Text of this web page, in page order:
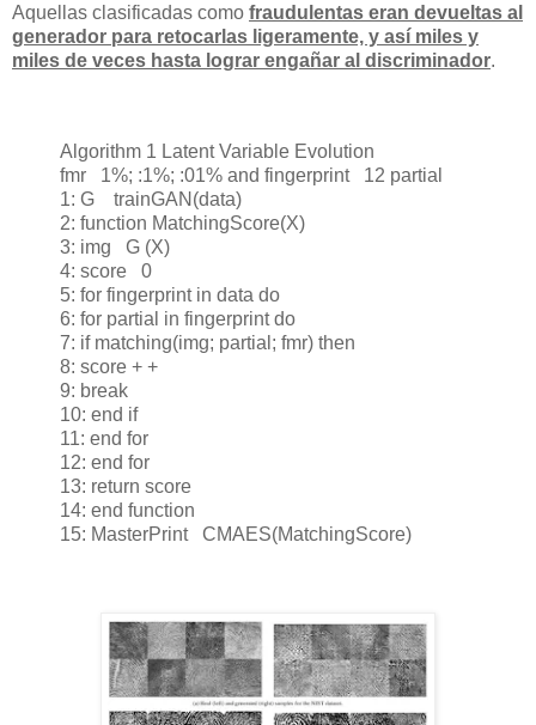
Aquellas clasificadas como fraudulentas eran devueltas al
generador para retocarlas ligeramente, y así miles y
miles de veces hasta lograr engañar al discriminador.
Algorithm 1 Latent Variable Evolution
fmr 1%; :1%; :01% and fingerprint 12 partial
1: G trainGAN(data)
2: function MatchingScore(X)
3: img G (X)
4: score 0
5: for fingerprint in data do
6: for partial in fingerprint do
7: if matching(img; partial; fmr) then
8: score + +
9: break
10: end if
11: end for
12: end for
13: return score
14: end function
15: MasterPrint CMAES(MatchingScore)